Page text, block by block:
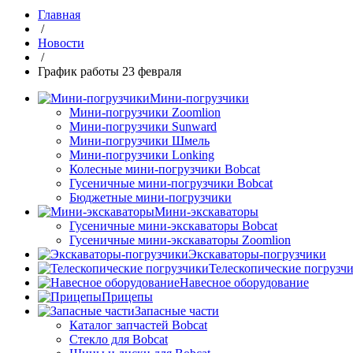
Главная
/
Новости
/
График работы 23 февраля
Мини-погрузчики
Мини-погрузчики Zoomlion
Мини-погрузчики Sunward
Мини-погрузчики Шмель
Мини-погрузчики Lonking
Колесные мини-погрузчики Bobcat
Гусеничные мини-погрузчики Bobcat
Бюджетные мини-погрузчики
Мини-экскаваторы
Гусеничные мини-экскаваторы Bobcat
Гусеничные мини-экскаваторы Zoomlion
Экскаваторы-погрузчики
Телескопические
Навесное оборудование
Прицепы
Запасные части
Каталог запчастей Bobcat
Стекло для Bobcat